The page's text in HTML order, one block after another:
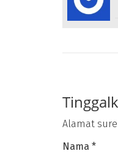
Alamat
Nama *